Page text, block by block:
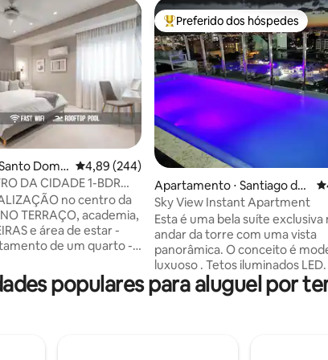
5, 170 avaliações
Domi
4,89 de uma avaliação média de 5, 244
4,89 (244)
DA CIDADE 1-BDR
COBERTURA Eno centro da
TERRAÇO, academia,
e área de estar -
de um quarto -
interno privado
TVs XL - Lavadora e
Entre os melhores preferidos
Preferido dos hóspedes
Apartamento ⋅ Santiago de l
os CaballerosSky View Instant Apartment
Esta é uma bela suíte exclusiva
andar da torre com uma vista
panorâmica. O conceito é
luxuoso . Tetos iluminados
condicionado na sala de estar
quarto oferece um clima
comodidades estão incluídas.
populares para aluguel por